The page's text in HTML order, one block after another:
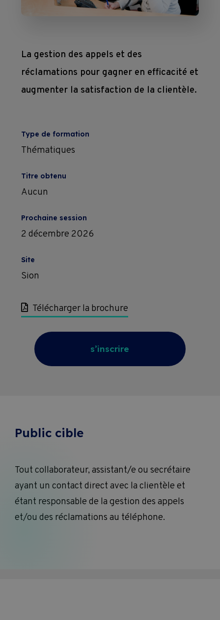
Toutes
mesure
en
entreprise
Devenir
Devenir
formateur
nous
Subventions
de
La gestion des appels et des
réclamations pour gagner en efficacité et
augmenter la satisfaction de la clientèle.
Type de formation
Thématiques
Titre obtenu
Aucun
Prochaine session
2 décembre 2026
Site
Sion
Télécharger la brochure
s’inscrire
Public cible
Tout collaborateur, assistant/e ou secrétaire
ayant un contact direct avec la clientèle et
étant responsable de la gestion des appels
et/ou des réclamations au téléphone.